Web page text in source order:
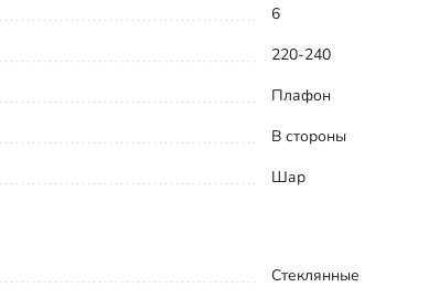
6
220-240
Плафон
В стороны
Шар
Стеклянные